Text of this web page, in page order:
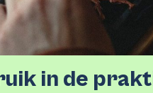
in de